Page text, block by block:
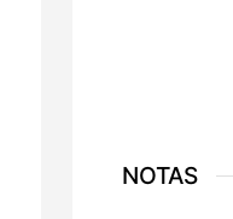
NOTAS